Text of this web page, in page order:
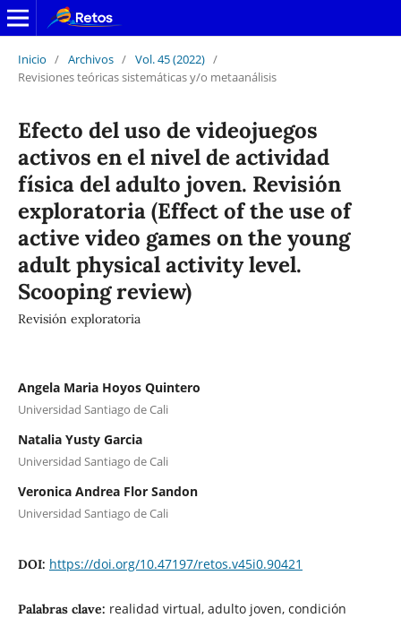
Inicio / Archivos / Vol. 45 (2022) /
Revisiones teóricas sistemáticas y/o metaanálisis
Efecto del uso de videojuegos
activos en el nivel de actividad
física del adulto joven. Revisión
exploratoria (Effect of the use of
active video games on the young
adult physical activity level.
Scooping review)
Revisión exploratoria
Angela Maria Hoyos Quintero
Universidad Santiago de Cali
Natalia Yusty Garcia
Universidad Santiago de Cali
Veronica Andrea Flor Sandon
Universidad Santiago de Cali
DOI: https://doi.org/10.47197/retos.v45i0.90421
Palabras clave: realidad virtual, adulto joven, condición